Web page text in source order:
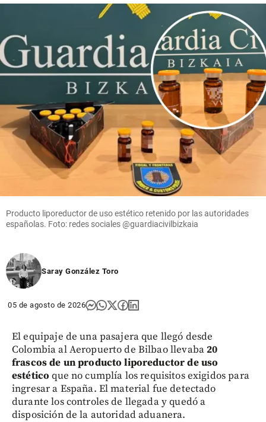
Producto liporeductor de uso estético retenido por las autoridades
españolas. Foto: redes sociales @guardiacivilbizkaia
Saray González Toro
05 de agosto de 2026
El equipaje de una pasajera que llegó desde
Colombia al Aeropuerto de Bilbao llevaba20
frascos de un producto liporeductor de uso
estético que no cumplía los requisitos exigidos para
ingresar a España. El material fue detectado
durante los controles de llegada y quedó a
disposición de la autoridad aduanera.